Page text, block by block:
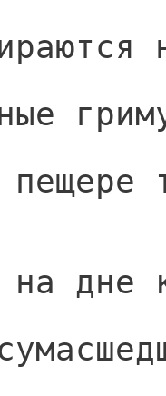
пещере
дне